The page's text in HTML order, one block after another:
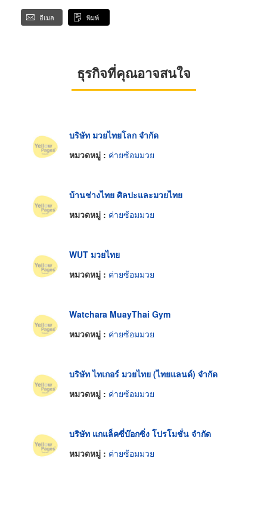
อีเมล พิมพ์
ธุรกิจที่คุณอาจสนใจ
บริษัท มวยไทยโลก จำกัด
หมวดหมู่ : ค่ายซ้อมมวย
บ้านช่างไทย ศิลปะและมวยไทย
หมวดหมู่ : ค่ายซ้อมมวย
WUT มวยไทย
หมวดหมู่ : ค่ายซ้อมมวย
Watchara MuayThai Gym
หมวดหมู่ : ค่ายซ้อมมวย
บริษัท ไทเกอร์ มวยไทย (ไทยแลนด์) จำกัด
หมวดหมู่ : ค่ายซ้อมมวย
บริษัท แกแล็คซี่บ๊อกซิ่ง โปรโมชั่น จำกัด
หมวดหมู่ : ค่ายซ้อมมวย